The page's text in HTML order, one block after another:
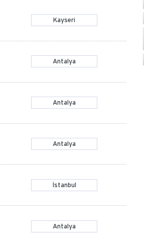
Kayseri
Antalya
Antalya
Antalya
İstanbul
Antalya